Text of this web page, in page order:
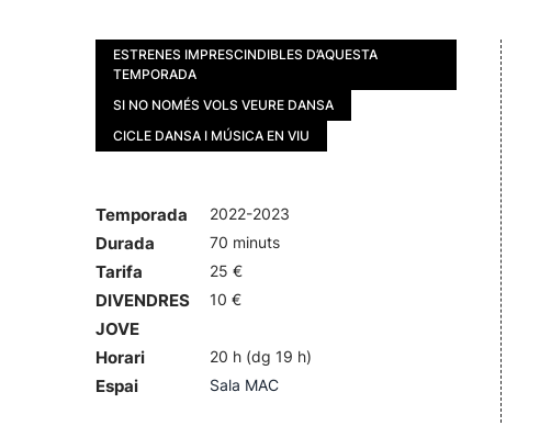
ESTRENES IMPRESCINDIBLES D’AQUESTA
TEMPORADA
SI NO NOMÉS VOLS VEURE DANSA
CICLE DANSA I MÚSICA EN VIU
Temporada 2022-2023
Durada 70 minuts
Tarifa 25 €
DIVENDRES
JOVE
10 €
Horari 20 h (dg 19 h)
Espai Sala MAC